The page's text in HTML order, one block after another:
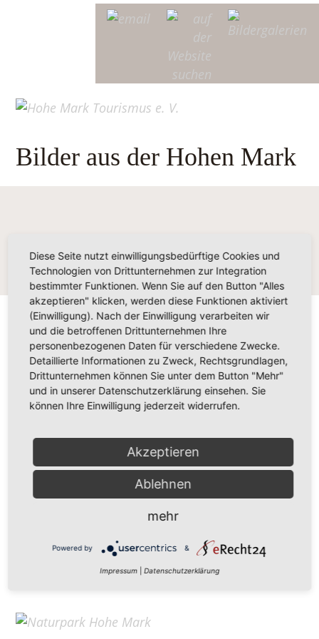
Bilder aus der Hohen Mark
Hohe Mark Tourismus e. V.
Redderstraße 421,45711 Datteln
Fon: +49 (0)2363 377 0
info@hohe-mark-tourismus.de
Datenschutz
Home
Diese Seite nutzt einwilligungsbedürftige Cookies und
Technologien von Drittunternehmen zur Integration
bestimmter Funktionen. Wenn Sie auf den Button "Alles
akzeptieren" klicken, werden diese Funktionen aktiviert
(Einwilligung). Nach der Einwilligung verarbeiten wir
und die betroffenen Drittunternehmen Ihre
personenbezogenen Daten für verschiedene Zwecke.
Detaillierte Informationen zu Zweck, Rechtsgrundlagen,
Drittunternehmen können Sie unter dem Button "Mehr"
und in unserer Datenschutzerklärung einsehen. Sie
können Ihre Einwilligung jederzeit widerrufen.
Akzeptieren
Ablehnen
mehr
Powered by &
Impressum Datenschutzerklärung